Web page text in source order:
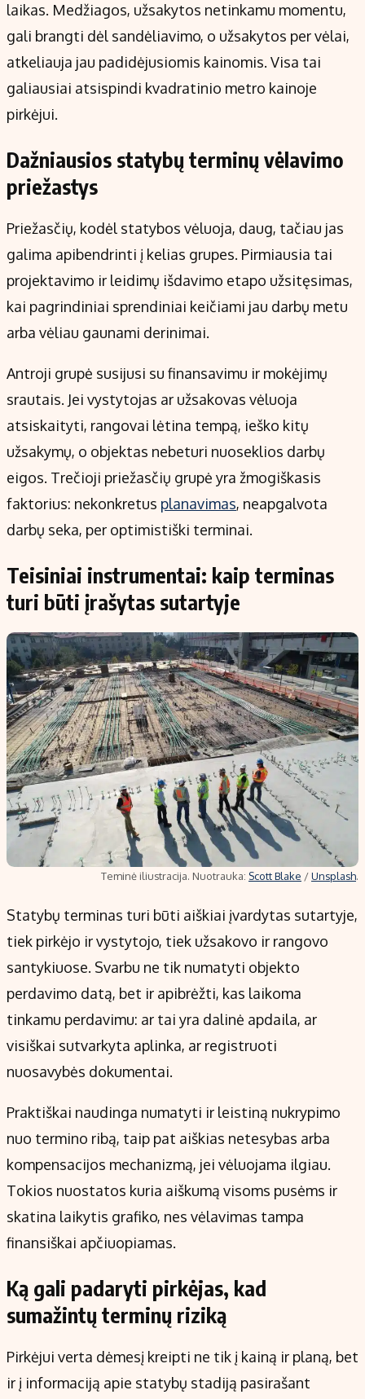
laikas. Medžiagos, užsakytos netinkamu momentu,
gali brangti dėl sandėliavimo, o užsakytos per vėlai,
atkeliauja jau padidėjusiomis kainomis. Visa tai
galiausiai atsispindi kvadratinio metro kainoje
pirkėjui.
Dažniausios statybų terminų vėlavimo
priežastys
Priežasčių, kodėl statybos vėluoja, daug, tačiau jas
galima apibendrinti į kelias grupes. Pirmiausia tai
projektavimo ir leidimų išdavimo etapo užsitęsimas,
kai pagrindiniai sprendiniai keičiami jau darbų metu
arba vėliau gaunami derinimai.
Antroji grupė susijusi su finansavimu ir mokėjimų
srautais. Jei vystytojas ar užsakovas vėluoja
atsiskaityti, rangovai lėtina tempą, ieško kitų
užsakymų, o objektas nebeturi nuoseklios darbų
eigos. Trečioji priežasčių grupė yra žmogiškasis
faktorius: nekonkretus planavimas, neapgalvota
darbų seka, per optimistiški terminai.
Teisiniai instrumentai: kaip terminas
turi būti įrašytas sutartyje
Teminė iliustracija. Nuotrauka: Scott Blake /Unsplash.
Statybų terminas turi būti aiškiai įvardytas sutartyje,
tiek pirkėjo ir vystytojo, tiek užsakovo ir rangovo
santykiuose. Svarbu ne tik numatyti objekto
perdavimo datą, bet ir apibrėžti, kas laikoma
tinkamu perdavimu: ar tai yra dalinė apdaila, ar
visiškai sutvarkyta aplinka, ar registruoti
nuosavybės dokumentai.
Praktiškai naudinga numatyti ir leistiną nukrypimo
nuo termino ribą, taip pat aiškias netesybas arba
kompensacijos mechanizmą, jei vėluojama ilgiau.
Tokios nuostatos kuria aiškumą visoms pusėms ir
skatina laikytis grafiko, nes vėlavimas tampa
finansiškai apčiuopiamas.
Ką gali padaryti pirkėjas, kad
sumažintų terminų riziką
Pirkėjui verta dėmesį kreipti ne tik į kainą ir planą, bet
ir į informaciją apie statybų stadiją pasirašant